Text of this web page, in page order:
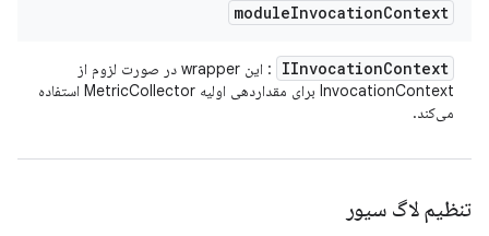
moduleInvocationContext
IInvocationContext
: این wrapper در صورت لزوم از
InvocationContext برای مقداردهی اولیه MetricCollector استفاده
می‌کند.
تنظیم لاگ سیور